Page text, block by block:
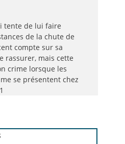
tente de lui faire
de la chute de
compte sur sa
rassurer, mais cette
crime lorsque les
se présentent chez